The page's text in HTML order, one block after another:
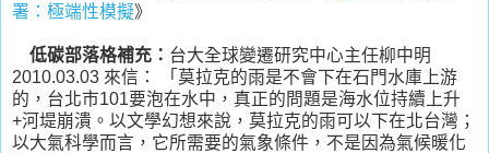
署：極端性模擬》
低碳部落格補充： 台大全球變遷研究中心主任柳中明
2010.03.03 來信： 「莫拉克的雨是不會下在石門水庫上游
的，台北市101要泡在水中，真正的問題是海水位持續上升
+河堤崩潰。以文學幻想來說，莫拉克的雨可以下在北台灣；
以大氣科學而言，它所需要的氣象條件，不是因為氣候暖化